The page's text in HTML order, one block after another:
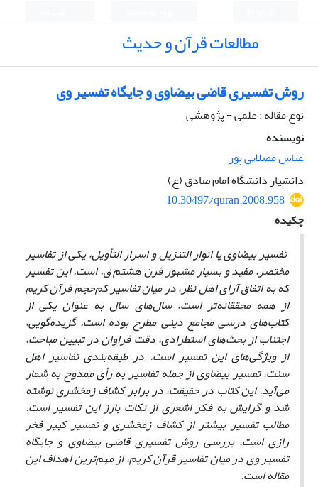
مطالعات قرآن و حدیث
روش تفسیری قاضی بیضاوی و جایگاه تفسیر وی
نوع مقاله : علمی - پژوهشی
نویسنده
عباس مصلایی پور
دانشیار دانشگاه امام صادق (ع)
10.30497/quran.2008.958
چکیده
تفسیر بیضاوی یا انوار التنزیل و اسرار التأویل، یکی از تفاسیر
مختصر، مفید و بسیار مشهور قرن هشتم ق. است. این تفسیر
که به اتفاق آرای اهل نظر، در میان تفاسیر کم‌حجم قرآن کریم
از همه محققانه‌تر است، سال‌های سال به عنوان یکی از
کتاب‌های درسی مجامع دینی مطرح بوده است. گزیده‌گویی،
اجتناب از بحث‌های استطرادی، دقت فراوان در تبیین مباحث،
از ویژگی‌‌های این تفسیر است. در طبقه‌بندی تفاسیر اهل
سنت، تفسیر بیضاوی از جمله تفاسیر به رأی ممدوح به شمار
می‌آید. این کتاب در حقیقت، در برابر کشاف زمخشری نوشته
شد و گرایش به فکر اشعری از نکات بارز این تفسیر است.
مطالب تفسیر بیشتر از کشاف زمخشری و تفسیر کبیر فخر
رازی است. بررسی روش تفسیری قاضی بیضاوی و جایگاه
تفسیر وی در میان تفاسیر قرآن کریم، از مهم‌ترین اهداف این
مقاله است.